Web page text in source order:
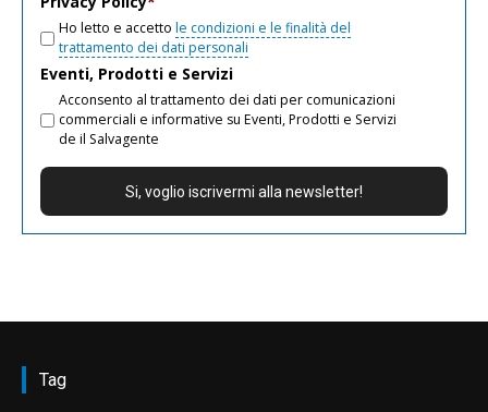
Ho letto e accetto le condizioni e le finalità del
trattamento dei dati personali
Eventi, Prodotti e Servizi
Acconsento al trattamento dei dati per comunicazioni
commerciali e informative su Eventi, Prodotti e Servizi
de il Salvagente
Tag